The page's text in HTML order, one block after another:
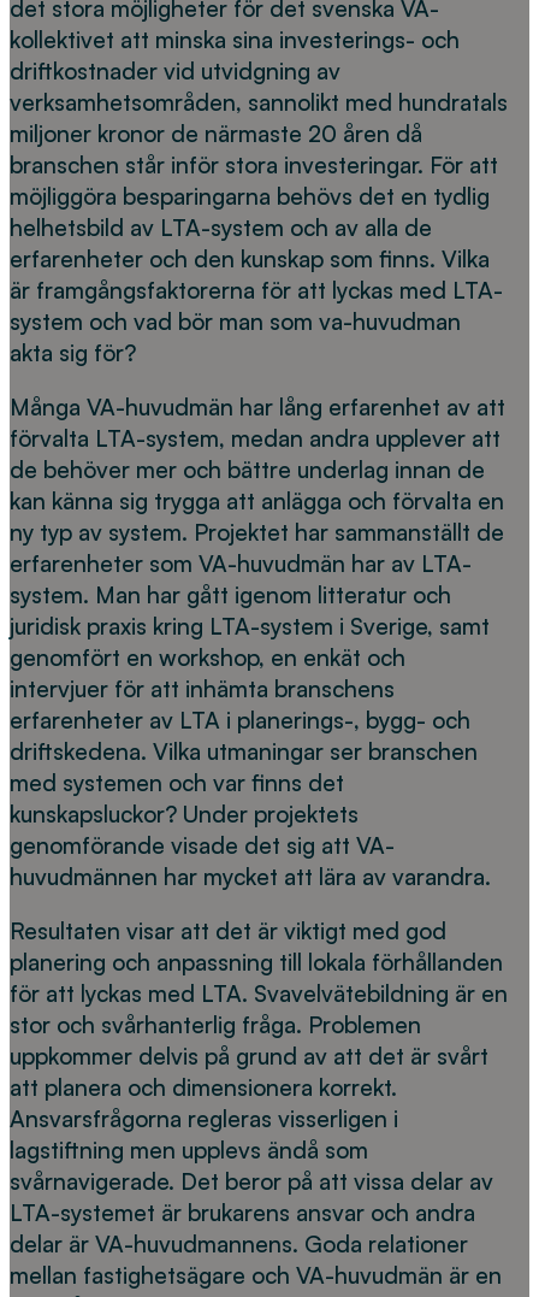
det stora möjligheter för det svenska VA-
kollektivet att minska sina investerings- och
driftkostnader vid utvidgning av
verksamhetsområden, sannolikt med hundratals
miljoner kronor de närmaste 20 åren då
branschen står inför stora investeringar. För att
möjliggöra besparingarna behövs det en tydlig
helhetsbild av LTA-system och av alla de
erfarenheter och den kunskap som finns. Vilka
är framgångsfaktorerna för att lyckas med LTA-
system och vad bör man som va-huvudman
akta sig för?
Många VA-huvudmän har lång erfarenhet av att
förvalta LTA-system, medan andra upplever att
de behöver mer och bättre underlag innan de
kan känna sig trygga att anlägga och förvalta en
ny typ av system. Projektet har sammanställt de
erfarenheter som VA-huvudmän har av LTA-
system. Man har gått igenom litteratur och
juridisk praxis kring LTA-system i Sverige, samt
genomfört en workshop, en enkät och
intervjuer för att inhämta branschens
erfarenheter av LTA i planerings-, bygg- och
driftskedena. Vilka utmaningar ser branschen
med systemen och var finns det
kunskapsluckor? Under projektets
genomförande visade det sig att VA-
huvudmännen har mycket att lära av varandra.
Resultaten visar att det är viktigt med god
planering och anpassning till lokala förhållanden
för att lyckas med LTA. Svavelvätebildning är en
stor och svårhanterlig fråga. Problemen
uppkommer delvis på grund av att det är svårt
att planera och dimensionera korrekt.
Ansvarsfrågorna regleras visserligen i
lagstiftning men upplevs ändå som
svårnavigerade. Det beror på att vissa delar av
LTA-systemet är brukarens ansvar och andra
delar är VA-huvudmannens. Goda relationer
mellan fastighetsägare och VA-huvudmän är en